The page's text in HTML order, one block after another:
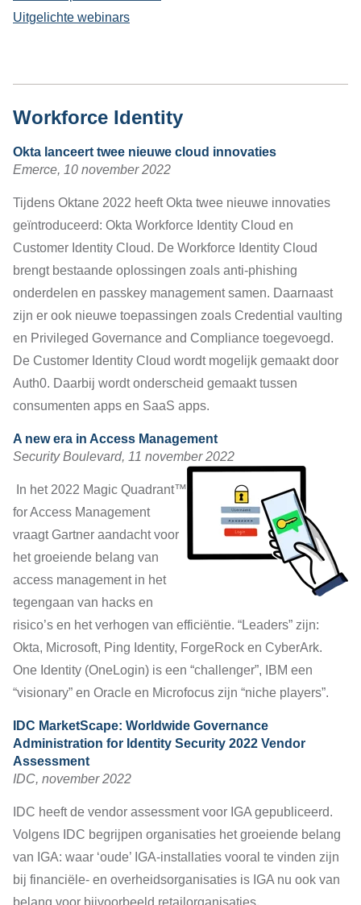
Uitgelichte webinars
Workforce Identity
Okta lanceert twee nieuwe cloud innovaties
Emerce, 10 november 2022
Tijdens Oktane 2022 heeft Okta twee nieuwe innovaties
geïntroduceerd: Okta Workforce Identity Cloud en
Customer Identity Cloud. De Workforce Identity Cloud
brengt bestaande oplossingen zoals anti-phishing
onderdelen en passkey management samen. Daarnaast
zijn er ook nieuwe toepassingen zoals Credential vaulting
en Privileged Governance and Compliance toegevoegd.
De Customer Identity Cloud wordt mogelijk gemaakt door
Auth0. Daarbij wordt onderscheid gemaakt tussen
consumenten apps en SaaS apps.
A new era in Access Management
Security Boulevard, 11 november 2022
In het 2022 Magic Quadrant™
for Access Management
vraagt Gartner aandacht voor
het groeiende belang van
access management in het
tegengaan van hacks en
risico’s en het verhogen van efficiëntie. “Leaders” zijn:
Okta, Microsoft, Ping Identity, ForgeRock en CyberArk.
One Identity (OneLogin) is een “challenger”, IBM een
“visionary” en Oracle en Microfocus zijn “niche players”.
IDC MarketScape: Worldwide Governance
Administration for Identity Security 2022 Vendor
Assessment
IDC, november 2022
IDC heeft de vendor assessment voor IGA gepubliceerd.
Volgens IDC begrijpen organisaties het groeiende belang
van IGA: waar ‘oude’ IGA-installaties vooral te vinden zijn
bij financiële- en overheidsorganisaties is IGA nu ook van
belang voor bijvoorbeeld retailorganisaties.